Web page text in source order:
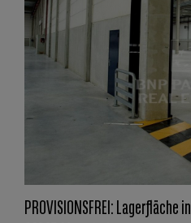
PROVISIONSFREI: